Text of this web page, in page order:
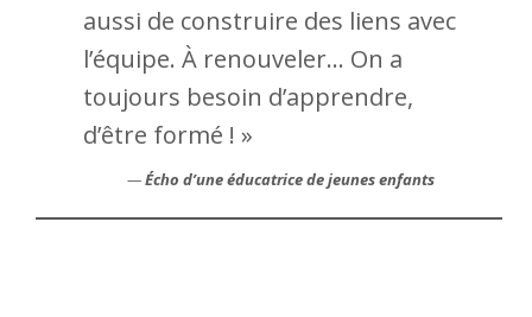
aussi de construire des liens avec
l’équipe. À renouveler… On a
toujours besoin d’apprendre,
d’être formé ! »
—Écho d’une éducatrice de jeunes enfants